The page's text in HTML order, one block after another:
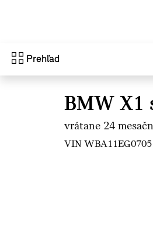
Prehľad
BMW X1
vrátane 24
VIN